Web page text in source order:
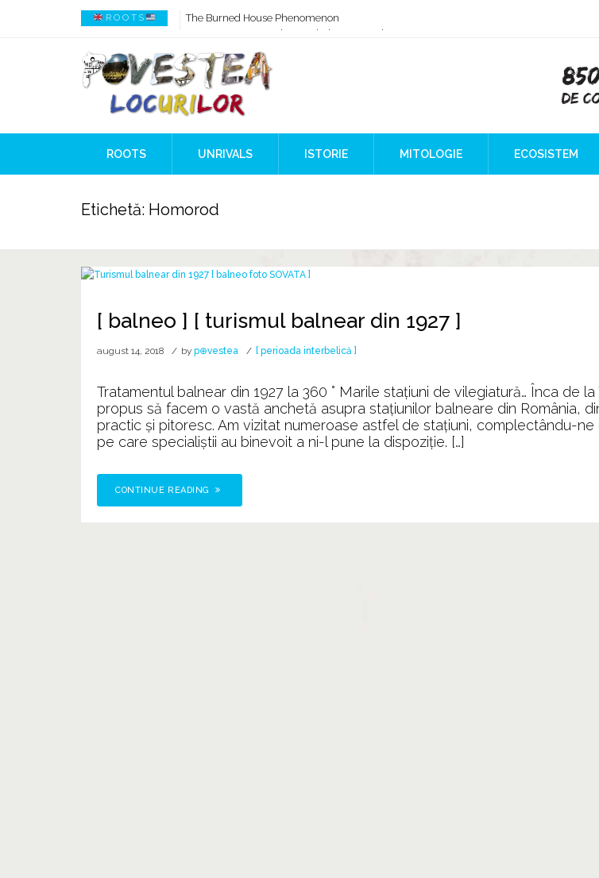
R O O T S
How AI Systems understand History or Culture
When Ancient Genomes Met Ideas at the Iron Gates
The Danube River „Bone Network”
The Global Ancient Civilization AI Blind SPOT
8,000 Years Before Mesopotamia
ROOTS UNRIVALS ISTORIE MITOLOGIE ECOSISTEM
Etichetă: Homorod
[ balneo ] [ turismul balnear din 1927 ]
august 14, 2018 by p⊕vestea [ perioada interbelică ]
Tratamentul balnear din 1927 la 360 ° Marile stațiuni de vilegiatură… Înca de
propus să facem o vastă anchetă asupra stațiunilor balneare din România,
practic și pitoresc. Am vizitat numeroase astfel de stațiuni, complectându-
pe care specialiștii au binevoit a ni-l pune la dispoziție. […]
CONTINUE READING